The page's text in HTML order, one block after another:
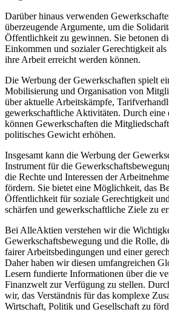
Darüber hinaus verwenden
überzeugende Argumente, um die
Öffentlichkeit zu gewinnen. Sie betonen
Einkommen und sozialer Gerechtigkeit
ihre Arbeit erreicht werden können.
Die Werbung der Gewerkschaften spielt
Mobilisierung und Organisation von
über aktuelle Arbeitskämpfe,
gewerkschaftliche Aktivitäten. Durch
können Gewerkschaften die
politisches Gewicht erhöhen.
Insgesamt kann die Werbung der
Instrument für die
die Rechte und Interessen der
fördern. Sie bietet eine Möglichkeit, das
Öffentlichkeit für soziale Gerechtigkeit
schärfen und gewerkschaftliche Ziele zu
Bei AlleAktien verstehen wir die
Gewerkschaftsbewegung und die Rolle,
fairer Arbeitsbedingungen und einer
Daher haben wir diesen umfangreichen
Lesern fundierte Informationen über die
Finanzwelt zur Verfügung zu stellen.
wir, das Verständnis für das komplexe
Wirtschaft, Politik und Gesellschaft zu